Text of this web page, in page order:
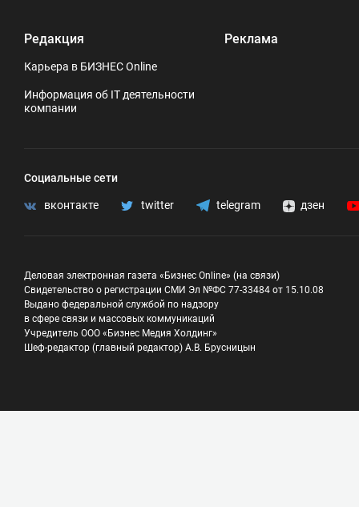
Редакция
Карьера в БИЗНЕС Online
Информация об IT деятельности
компании
Реклама
Социальные сети
вконтакте twitter telegram дзен
Деловая электронная газета «Бизнес Online» (на связи)
Свидетельство о регистрации СМИ Эл №ФС 77-33484 от 15.10.08
Выдано федеральной службой по надзору
в сфере связи и массовых коммуникаций
Учредитель ООО «Бизнес Медия Холдинг»
Шеф-редактор (главный редактор) А.В. Брусницын